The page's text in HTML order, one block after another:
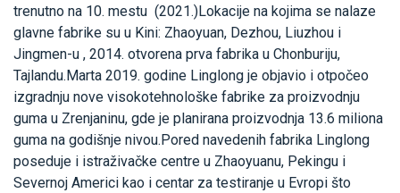
trenutno na 10. mestu (2021.)Lokacije na kojima se nalaze
glavne fabrike su u Kini: Zhaoyuan, Dezhou, Liuzhou i
Jingmen-u , 2014. otvorena prva fabrika u Chonburiju,
Tajlandu.Marta 2019. godine Linglong je objavio i otpočeo
izgradnju nove visokotehnološke fabrike za proizvodnju
guma u Zrenjaninu, gde je planirana proizvodnja 13.6 miliona
guma na godišnje nivou.Pored navedenih fabrika Linglong
poseduje i istraživačke centre u Zhaoyuanu, Pekingu i
Severnoj Americi kao i centar za testiranje u Evropi što